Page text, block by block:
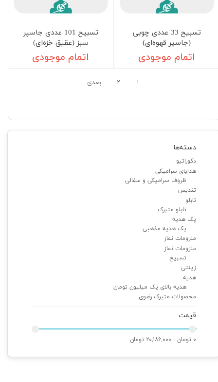
دسته‌ها
دکوراتیو
هدایای سرامیکی
ظروف سرامیکی و سفالی
تندیس
تابلو
تابلو متبرک
پک هدیه
پک هدیه مذهبی
ملزومات نماز
ملزومات نماز
تسبیح
زینتی
هدیه
هدیه بالای یک میلیون تومان
محصولات متبرک رضوی
قیمت
۰ تومان - ۲۰,۱۸۶,۰۰۰ تومان
تسبیح 33 عددی چوبی
(جاسپر قهوه‌ای)
اتمام موجودی
تسبیح 101 عددی جاسپر
سبز (عقیق خزه‌ای)
اتمام موجودی
۱ ۲ بعدی